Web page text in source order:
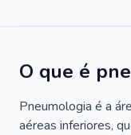
O que é
Pneumologia é a
aéreas inferiores,